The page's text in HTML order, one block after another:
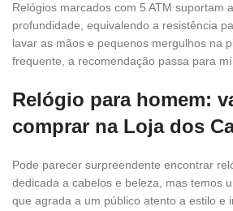
Relógios marcados com 5 ATM suportam
profundidade, equivalendo a resistência
lavar as mãos e pequenos mergulhos na
frequente, a recomendação passa para
Relógio para homem:
comprar na Loja dos
Pode parecer surpreendente encontrar
dedicada a cabelos e beleza, mas temos
que agrada a um público atento a estilo e